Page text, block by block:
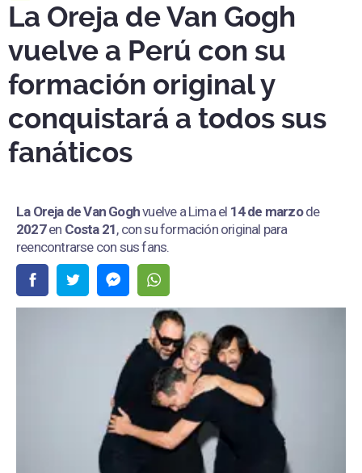
La Oreja de Van Gogh
vuelve a Perú con su
formación original y
conquistará a todos sus
fanáticos
La Oreja de Van Goghvuelve a Lima el 14 de marzode
2027en Costa 21, con su formación original para
reencontrarse con sus fans.